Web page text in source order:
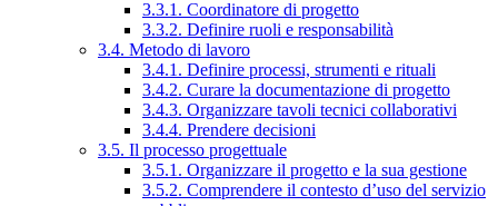
3.3.1. Coordinatore di progetto
3.3.2. Definire ruoli e responsabilità
3.4. Metodo di lavoro
3.4.1. Definire processi, strumenti e rituali
3.4.2. Curare la documentazione di progetto
3.4.3. Organizzare tavoli tecnici collaborativi
3.4.4. Prendere decisioni
3.5. Il processo progettuale
3.5.1. Organizzare il progetto e la sua gestione
3.5.2. Comprendere il contesto d’uso del servizio